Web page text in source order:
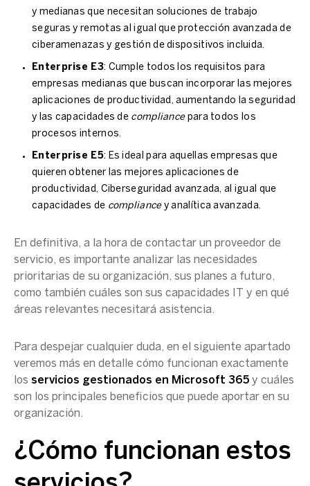
y medianas que necesitan soluciones de trabajo
seguras y remotas al igual que protección avanzada de
ciberamenazas y gestión de dispositivos incluida.
Enterprise E3: Cumple todos los requisitos para
empresas medianas que buscan incorporar las mejores
aplicaciones de productividad, aumentando la seguridad
y las capacidades de compliancepara todos los
procesos internos.
Enterprise E5: Es ideal para aquellas empresas que
quieren obtener las mejores aplicaciones de
productividad, Ciberseguridad avanzada, al igual que
capacidades de compliancey analítica avanzada.
En definitiva, a la hora de contactar un proveedor de
servicio, es importante analizar las necesidades
prioritarias de su organización, sus planes a futuro,
como también cuáles son sus capacidades IT y en qué
áreas relevantes necesitará asistencia.
Para despejar cualquier duda, en el siguiente apartado
veremos más en detalle cómo funcionan exactamente
los servicios gestionados en Microsoft 365 y cuáles
son los principales beneficios que puede aportar en su
organización.
¿Cómo funcionan estos